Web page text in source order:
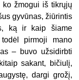
žmogui iš tikrųjų
gyvūnas, žiūrintis
ką ir kaip šiame
pirmoji mano
– buvo užsidirbti
sakant, bičiulį,
dargi grožį,